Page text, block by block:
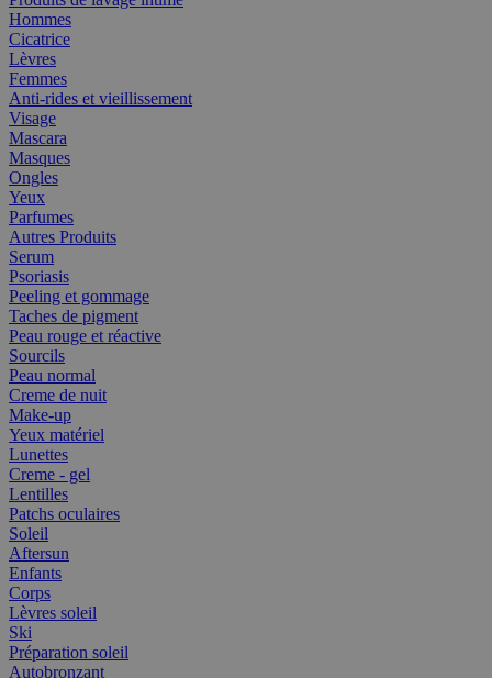
Hommes
Cicatrice
Lèvres
Femmes
Anti-rides et vieillissement
Visage
Mascara
Masques
Ongles
Yeux
Parfumes
Autres Produits
Serum
Psoriasis
Peeling et gommage
Taches de pigment
Peau rouge et réactive
Sourcils
Peau normal
Creme de nuit
Make-up
Yeux matériel
Lunettes
Creme - gel
Lentilles
Patchs oculaires
Soleil
Aftersun
Enfants
Corps
Lèvres soleil
Ski
Préparation soleil
Autobronzant